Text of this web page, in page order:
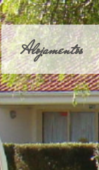
Alojamentos